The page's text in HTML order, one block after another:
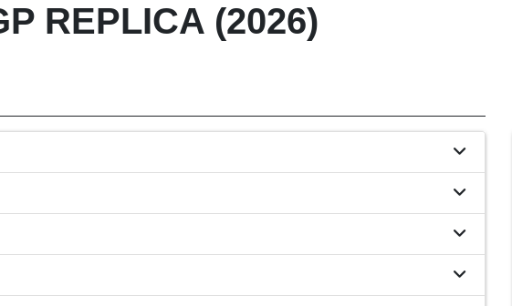
REPLICA (2026)